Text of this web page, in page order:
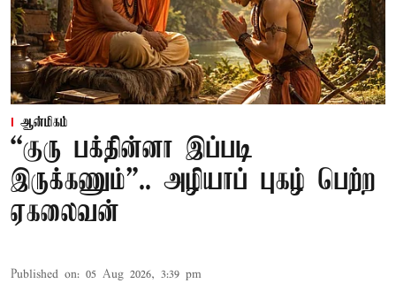
ஆன்மிகம்
“குரு பக்தின்னா இப்படி
இருக்கணும்”.. அழியாப் புகழ் பெற்ற
ஏகலைவன்
Published on: 05 Aug 2026, 3:39 pm